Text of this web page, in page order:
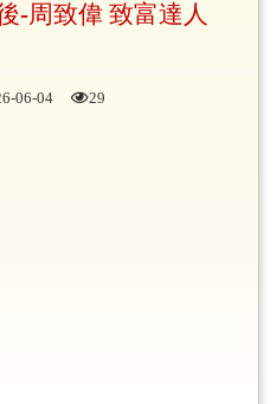
-周致偉 致富達人
06-04 29